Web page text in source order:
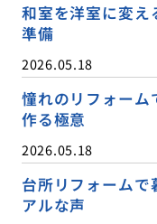
和室を洋室に変え
準備
2026.05.18
憧れのリフォーム
作る極意
2026.05.18
台所リフォームで
アルな声